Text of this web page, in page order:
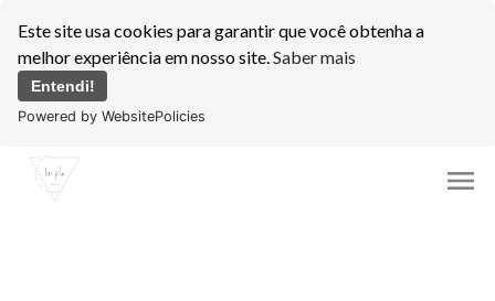
Este site usa cookies para garantir que você obtenha a
melhor experiência em nosso site.Saber mais
Entendi!
Powered by WebsitePolicies
menu